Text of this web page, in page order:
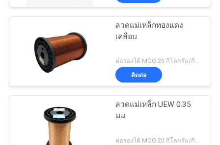
ลวดแม่เหล็กทองแดง
เคลือบ
ต่อรองได้ MOQ:20 กิโลกรัม/กิโลกรัม
ติดต่อ
ลวดแม่เหล็ก UEW 0.35
มม
ต่อรองได้ MOQ:20 กิโลกรัม/กิโลกรัม